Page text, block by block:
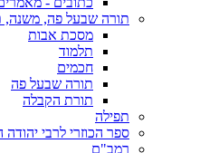
תורה שבעל פה, משנה,
מסכת אבות
תלמוד
חכמים
תורה שבעל פה
תורת הקבלה
תפילה
ספר הכוזרי לרבי יהודה
רמב"ם